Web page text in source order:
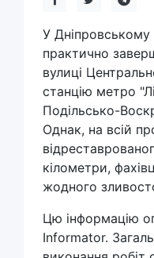
У Дніпровському
практично
вулиці
станцію метро
Подільсько-
Однак, на всій
кілометри,
жодного
Цю інформацію
Informator.